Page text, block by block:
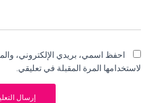
احفظ اسمي، بريدي الإلكتروني،
لاستخدامها المرة المقبلة في تعليقي.